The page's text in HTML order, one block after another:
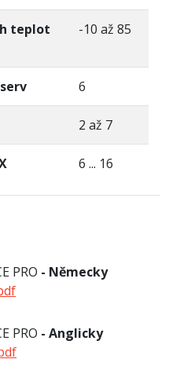
teplot
-10 až 85
6
2 až 7
6 ... 16
PRO - Německy
PRO - Anglicky